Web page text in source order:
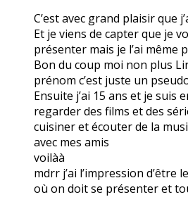
C’est avec grand plaisir que
Et je viens de capter que je
présenter mais je l’ai même
Bon du coup moi non plus
prénom c’est juste un
Ensuite j’ai 15 ans et je suis
regarder des films et des
cuisiner et écouter de la
avec mes amis
voilàà
mdrr j’ai l’impression d’être
où on doit se présenter et